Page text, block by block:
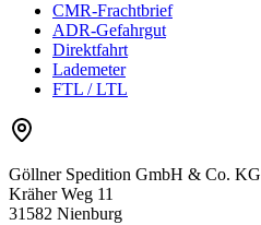
CMR-Frachtbrief
ADR-Gefahrgut
Direktfahrt
Lademeter
FTL / LTL
Göllner Spedition GmbH & Co. KG
Kräher Weg 11
31582 Nienburg